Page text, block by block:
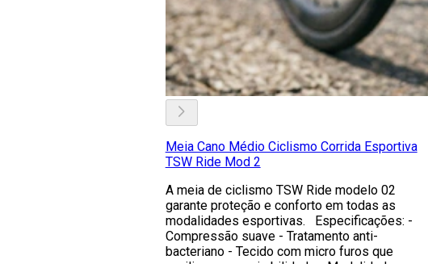
Meia Cano Médio Ciclismo Corrida Esportiva
TSW Ride Mod 2
A meia de ciclismo TSW Ride modelo 02
garante proteção e conforto em todas as
modalidades esportivas. Especificações: -
Compressão suave - Tratamento anti-
bacteriano - Tecido com micro furos que